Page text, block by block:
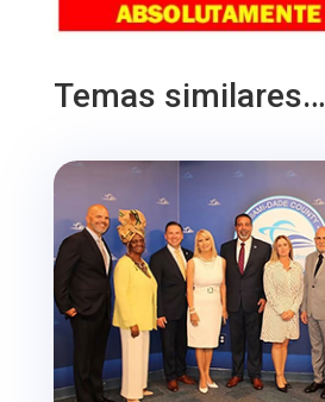
Temas similares…